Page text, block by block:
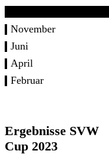
November
Juni
April
Februar
Ergebnisse SVW
Cup 2023